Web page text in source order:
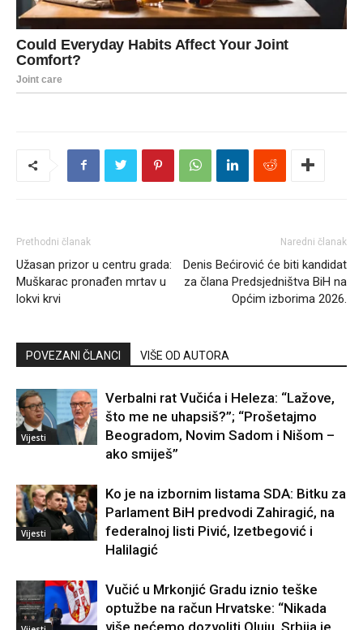
Prethodni članak
Užasan prizor u centru grada:
Muškarac pronađen mrtav u
lokvi krvi
Naredni članak
Denis Bećirović će biti kandidat
za člana Predsjedništva BiH na
Općim izborima 2026.
POVEZANI ČLANCI VIŠE OD AUTORA
Vijesti
Verbalni rat Vučića i Heleza: “Lažove,
što me ne uhapsiš?”; “Prošetajmo
Beogradom, Novim Sadom i Nišom –
ako smiješ”
Vijesti
Ko je na izbornim listama SDA: Bitku za
Parlament BiH predvodi Zahiragić, na
federalnoj listi Pivić, Izetbegović i
Halilagić
Vučić u Mrkonjić Gradu iznio teške
optužbe na račun Hrvatske: “Nikada
više nećemo dozvoliti Oluju, Srbija je